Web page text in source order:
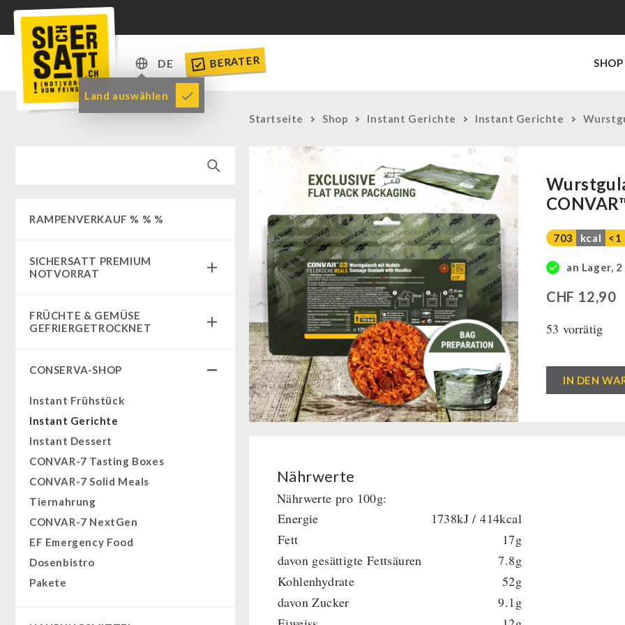
SHOP
DE
DE
EN
Land auswählen
BERATER
RAMPENVERKAUF % % %
SICHERSATT PREMIUM
NOTVORRAT
Fertiggerichte
NR-72
Müsli Zutaten
Vegan
Trinkwasser
Früchte
Gemüse
Kräuter / Gewürze
Grundnahrungsmittel
Milch / Ei / Butter
Getreide / Mehl / Hefe
Zucker / Brühe / Sauce
FRÜCHTE & GEMÜSE
GEFRIERGETROCKNET
leckker Bio Früchte
SicherSatt Früchte
SicherSatt Gemüse
CONSERVA-SHOP
Instant Frühstück
Instant Gerichte
Instant Dessert
CONVAR-7 Tasting Boxes
CONVAR-7 Solid Meals
Tiernahrung
CONVAR-7 NextGen
EF Emergency Food
Dosenbistro
Pakete
Startseite Shop Instant Gerichte Instant Gerichte
703 kcal <1
an Lager,
CHF 12,90
53 vorrätig
Wurstgulasch
mit
IN DEN
Nährwerte
Nährwerte pro 100g:
Energie
1738kJ / 414kcal
Fett
17g
davon gesättigte Fettsäuren
7.8g
Kohlenhydrate
52g
davon Zucker
9.1g